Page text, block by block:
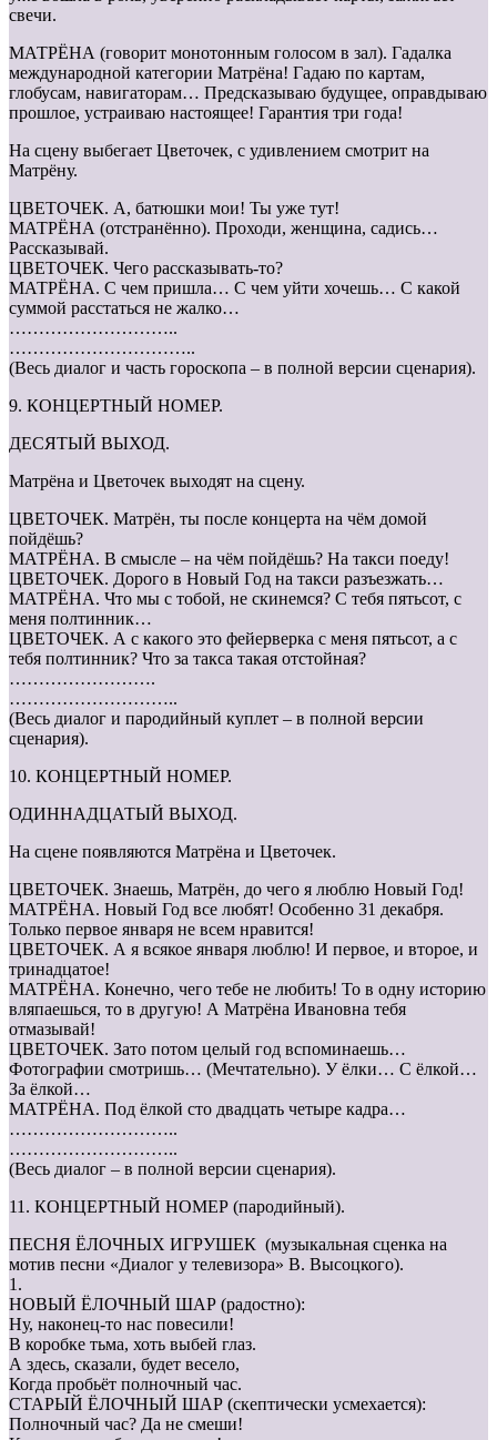
свечи.
МАТРЁНА (говорит монотонным голосом в зал). Гадалка
международной категории Матрёна! Гадаю по картам,
глобусам, навигаторам… Предсказываю будущее, оправдываю
прошлое, устраиваю настоящее! Гарантия три года!
На сцену выбегает Цветочек, с удивлением смотрит на
Матрёну.
ЦВЕТОЧЕК. А, батюшки мои! Ты уже тут!
МАТРЁНА (отстранённо). Проходи, женщина, садись…
Рассказывай.
ЦВЕТОЧЕК. Чего рассказывать-то?
МАТРЁНА. С чем пришла… С чем уйти хочешь… С какой
суммой расстаться не жалко…
………………………..
…………………………..
(Весь диалог и часть гороскопа – в полной версии сценария).
9. КОНЦЕРТНЫЙ НОМЕР.
ДЕСЯТЫЙ ВЫХОД.
Матрёна и Цветочек выходят на сцену.
ЦВЕТОЧЕК. Матрён, ты после концерта на чём домой
пойдёшь?
МАТРЁНА. В смысле – на чём пойдёшь? На такси поеду!
ЦВЕТОЧЕК. Дорого в Новый Год на такси разъезжать…
МАТРЁНА. Что мы с тобой, не скинемся? С тебя пятьсот, с
меня полтинник…
ЦВЕТОЧЕК. А с какого это фейерверка с меня пятьсот, а с
тебя полтинник? Что за такса такая отстойная?
…………………….
………………………..
(Весь диалог и пародийный куплет – в полной версии
сценария).
10. КОНЦЕРТНЫЙ НОМЕР.
ОДИННАДЦАТЫЙ ВЫХОД.
На сцене появляются Матрёна и Цветочек.
ЦВЕТОЧЕК. Знаешь, Матрён, до чего я люблю Новый Год!
МАТРЁНА. Новый Год все любят! Особенно 31 декабря.
Только первое января не всем нравится!
ЦВЕТОЧЕК. А я всякое января люблю! И первое, и второе, и
тринадцатое!
МАТРЁНА. Конечно, чего тебе не любить! То в одну историю
вляпаешься, то в другую! А Матрёна Ивановна тебя
отмазывай!
ЦВЕТОЧЕК. Зато потом целый год вспоминаешь…
Фотографии смотришь… (Мечтательно). У ёлки… С ёлкой…
За ёлкой…
МАТРЁНА. Под ёлкой сто двадцать четыре кадра…
………………………..
………………………..
(Весь диалог – в полной версии сценария).
11. КОНЦЕРТНЫЙ НОМЕР (пародийный).
ПЕСНЯ ЁЛОЧНЫХ ИГРУШЕК (музыкальная сценка на
мотив песни «Диалог у телевизора» В. Высоцкого).
1.
НОВЫЙ ЁЛОЧНЫЙ ШАР (радостно):
Ну, наконец-то нас повесили!
В коробке тьма, хоть выбей глаз.
А здесь, сказали, будет весело,
Когда пробьёт полночный час.
СТАРЫЙ ЁЛОЧНЫЙ ШАР (скептически усмехается):
Полночный час? Да не смеши!